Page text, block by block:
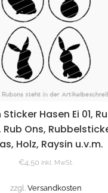
Hasen Ei 01,
Rub Ons,
Holz, Raysin u.v.m.
€4,50 inkl. MwSt.
zzgl. Versandkosten